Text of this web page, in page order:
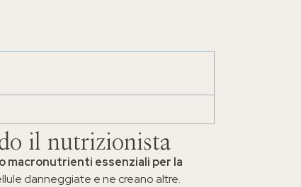
il nutrizionista
macronutrienti essenziali per la
danneggiate e ne creano altre.
B - 10128 Torino TO